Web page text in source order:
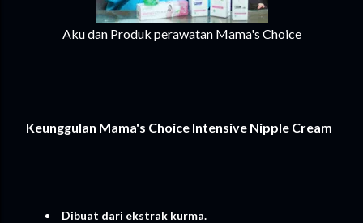
Aku dan Produk perawatan Mama's Choice
Keunggulan Mama's Choice Intensive Nipple Cream
Dibuat dari ekstrak kurma.